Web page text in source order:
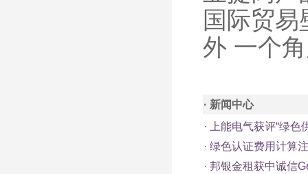
国际贸
外 一个
· 新闻中心
·
上能电气获评“绿色
· 绿色认证费用计算
· 邦银金租获中诚信